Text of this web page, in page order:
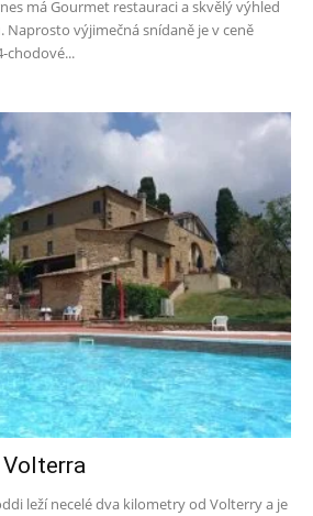
má Gourmet restauraci a skvělý výhled
Naprosto výjimečná snídaně je v ceně
chodové...
leží necelé dva kilometry od Volterry a je